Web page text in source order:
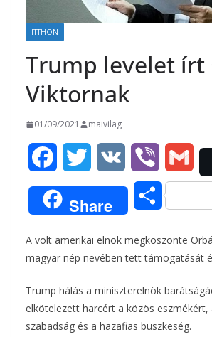
ITTHON
Trump levelet írt
Viktornak
01/09/2021 maivilag
a
c
e
o
o
w
i
t
e
r
K
i
b
e
m
a
i
Share
O
s
a
A volt amerikai elnök megköszönte
magyar nép nevében tett támogatását
Trump hálás a miniszterelnök
elkötelezett harcért a közös eszmékért,
szabadság és a hazafias büszkeség.